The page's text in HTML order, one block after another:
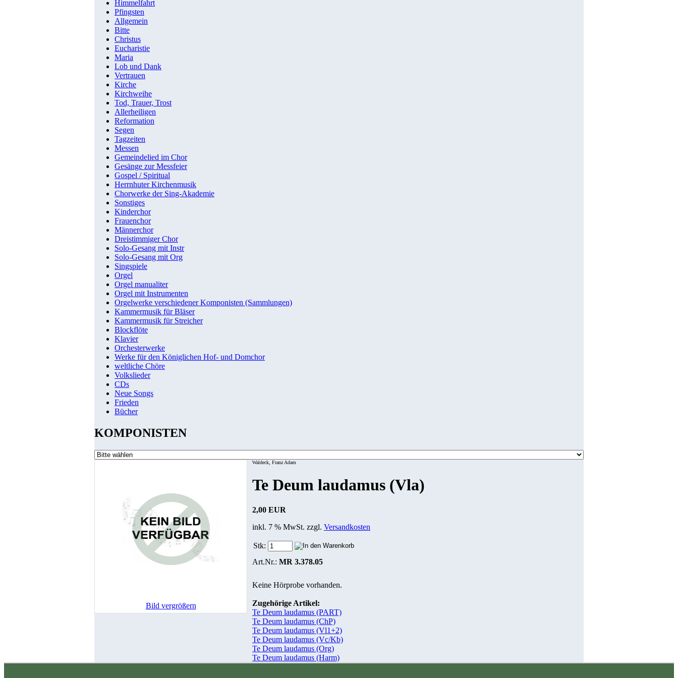
Himmelfahrt
Pfingsten
Allgemein
Bitte
Christus
Eucharistie
Maria
Lob und Dank
Vertrauen
Kirche
Kirchweihe
Tod, Trauer, Trost
Allerheiligen
Reformation
Segen
Tagzeiten
Messen
Gemeindelied im Chor
Gesänge zur Messfeier
Gospel / Spiritual
Herrnhuter Kirchenmusik
Chorwerke der Sing-Akademie
Sonstiges
Kinderchor
Frauenchor
Männerchor
Dreistimmiger Chor
Solo-Gesang mit Instr
Solo-Gesang mit Org
Singspiele
Orgel
Orgel manualiter
Orgel mit Instrumenten
Orgelwerke verschiedener Komponisten (Sammlungen)
Kammermusik für Bläser
Kammermusik für Streicher
Blockflöte
Klavier
Orchesterwerke
Werke für den Königlichen Hof- und Domchor
weltliche Chöre
Volkslieder
CDs
Neue Songs
Frieden
Bücher
KOMPONISTEN
Bild vergrößern
Waldeck, Franz Adam
Te Deum laudamus (Vla)
2,00 EUR
inkl. 7 % MwSt. zzgl. Versandkosten
Stk:
Art.Nr.: MR 3.378.05
Keine Hörprobe vorhanden.
Zugehörige Artikel:
Te Deum laudamus (PART)
Te Deum laudamus (ChP)
Te Deum laudamus (Vl1+2)
Te Deum laudamus (Vc/Kb)
Te Deum laudamus (Org)
Te Deum laudamus (Harm)